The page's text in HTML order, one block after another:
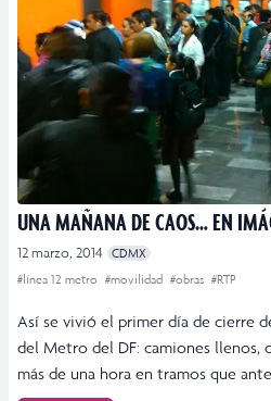
UNA MAÑANA DE CAOS… EN
12 marzo, 2014
CDMX
#línea 12 metro #movilidad #obras #RTP
Así se vivió el primer día de cierre
del Metro del DF: camiones llenos,
más de una hora en tramos que